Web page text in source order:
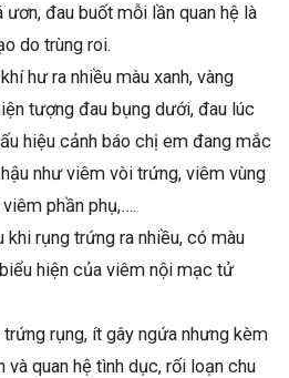
đau buốt mỗi lần quan hệ là
do trùng roi.
hư ra nhiều màu xanh, vàng
tượng đau bụng dưới, đau lúc
hiệu cảnh báo chị em đang mắc
như viêm vòi trứng, viêm vùng
phần phụ,….
rụng trứng ra nhiều, có màu
hiện của viêm nội mạc tử
trứng rụng, ít gây ngứa nhưng kèm
và quan hệ tình dục, rối loạn chu